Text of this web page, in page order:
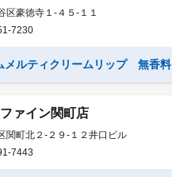
区豪徳寺１-４５-１１
7230
メルティクリームリップ 無香料
ァイン関町店
関町北２-２９-１２井口ビル
7443